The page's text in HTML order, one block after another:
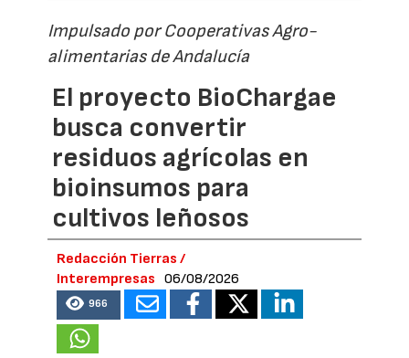
Impulsado por Cooperativas Agro-
alimentarias de Andalucía
El proyecto BioChargae
busca convertir
residuos agrícolas en
bioinsumos para
cultivos leñosos
Redacción Tierras /
Interempresas
06/08/2026
966